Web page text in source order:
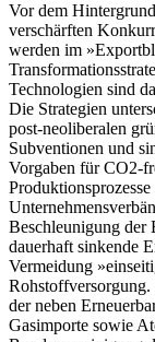
Vor dem
verschärften
werden im
Technologien sind
Die Strategien
post-neoliberalen
Subventio­nen und
Vorgaben für CO2-
Beschleunigung der
dauerhaft sinkende
Vermeidung
der neben
Gasimporte sowie